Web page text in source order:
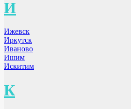
И
Ижевск
Иркутск
Иваново
Ишим
Искитим
К